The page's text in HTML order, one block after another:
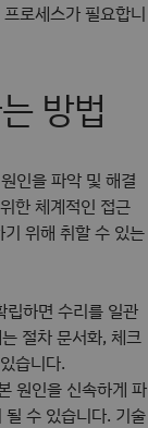
로세스가 필요합니
방법
인을 파악 및 해결
한 체계적인 접근
위해 취할 수 있는
립하면 수리를 일관
절차 문서화, 체크
습니다.
원인을 신속하게 파
수 있습니다. 기술